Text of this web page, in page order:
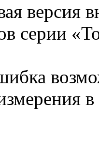
версия
серии